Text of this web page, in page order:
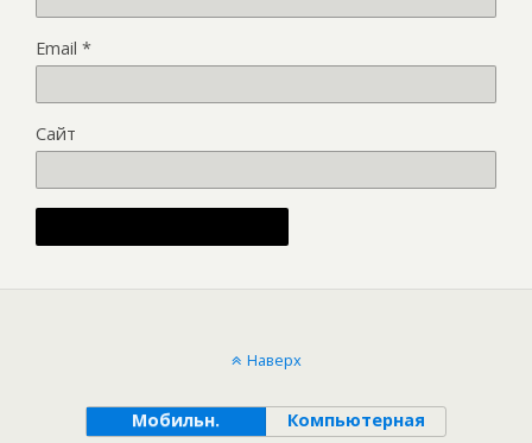
Email *
Сайт
Наверх
Мобильн. Компьютерная